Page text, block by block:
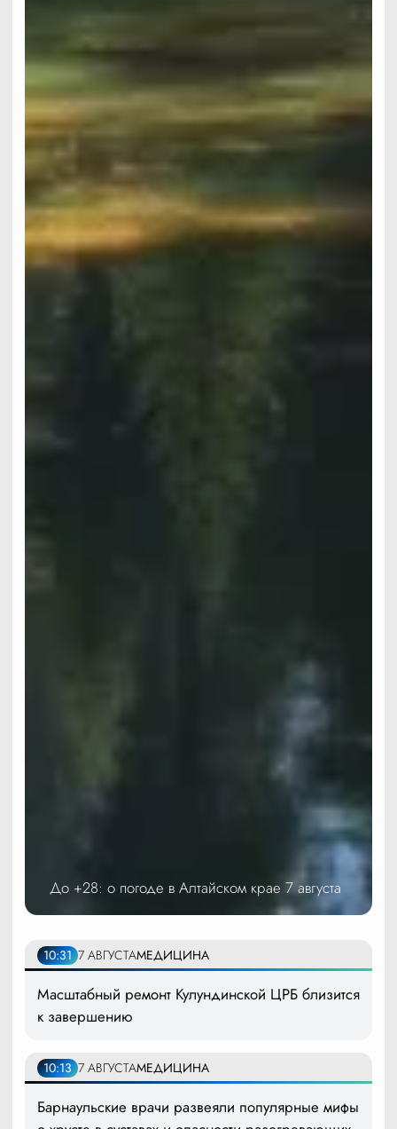
До +28: о погоде в Алтайском крае 7 августа
10:31 7 АВГУСТАМЕДИЦИНА
Масштабный ремонт Кулундинской ЦРБ близится
к завершению
10:13 7 АВГУСТАМЕДИЦИНА
Барнаульские врачи развеяли популярные мифы